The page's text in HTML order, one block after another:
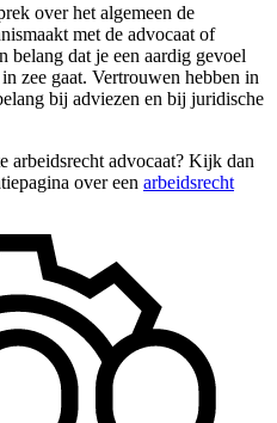
over het algemeen de
met de advocaat of
belang dat je een aardig gevoel
zee gaat. Vertrouwen hebben in
bij adviezen en bij juridische
arbeidsrecht advocaat? Kijk dan
over een arbeidsrecht